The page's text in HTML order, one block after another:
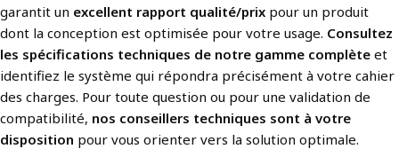
garantit un excellent rapport qualité/prix pour un produit
dont la conception est optimisée pour votre usage. Consultez
les spécifications techniques de notre gamme complète et
identifiez le système qui répondra précisément à votre cahier
des charges. Pour toute question ou pour une validation de
compatibilité, nos conseillers techniques sont à votre
disposition pour vous orienter vers la solution optimale.